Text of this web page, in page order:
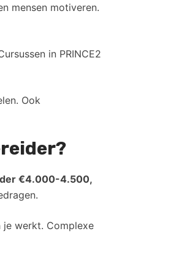
mensen motiveren.
in PRINCE2
Ook
€4.000-4.500,
werkt. Complexe